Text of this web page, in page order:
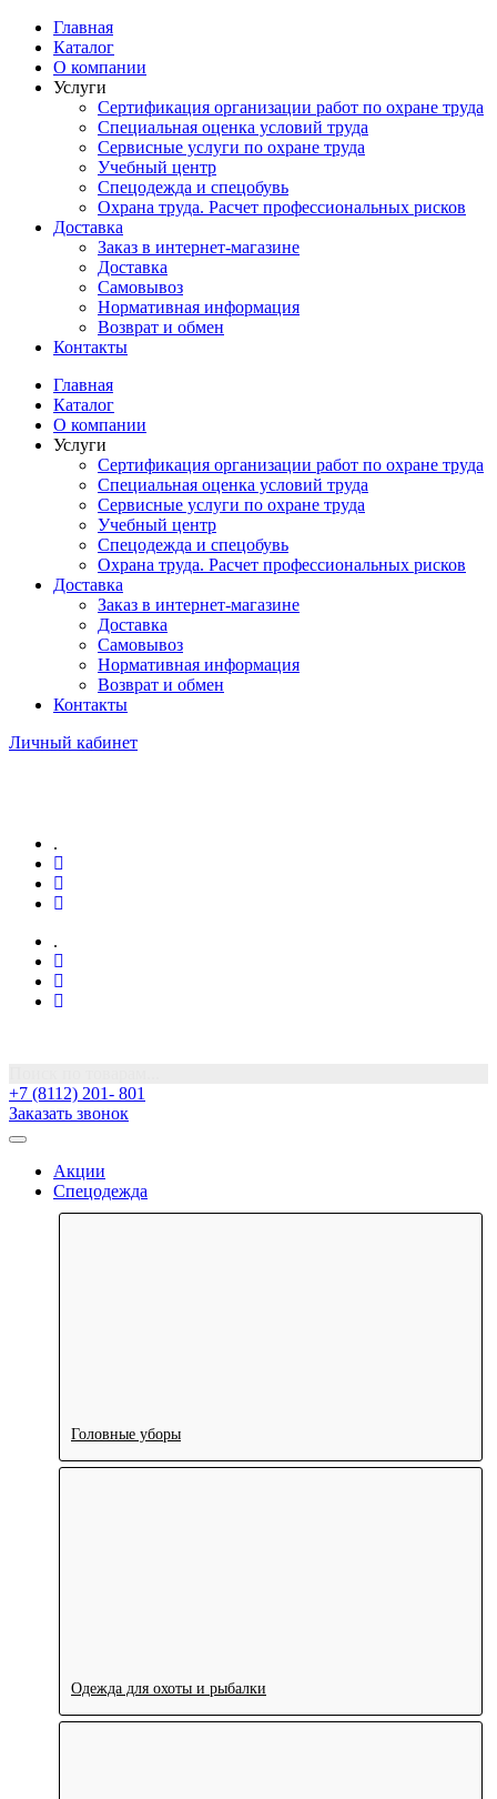
Перейти
содержимому
Главная
Каталог
О компании
Услуги
Сертификация организации работ по охране труда
Специальная оценка условий труда
Сервисные услуги по охране труда
Учебный центр
Спецодежда и спецобувь
Охрана труда. Расчет профессиональных рисков
Доставка
Заказ в интернет-магазине
Доставка
Самовывоз
Нормативная информация
Возврат и обмен
Контакты
Главная
Каталог
О компании
Услуги
Сертификация организации работ по охране труда
Специальная оценка условий труда
Сервисные услуги по охране труда
Учебный центр
Спецодежда и спецобувь
Охрана труда. Расчет профессиональных рисков
Доставка
Заказ в интернет-магазине
Доставка
Самовывоз
Нормативная информация
Возврат и обмен
Контакты
Личный кабинет
.
.
+7 (8112) 201- 801
Заказать звонок
Акции
Спецодежда
Головные уборы
Одежда для охоты и рыбалки